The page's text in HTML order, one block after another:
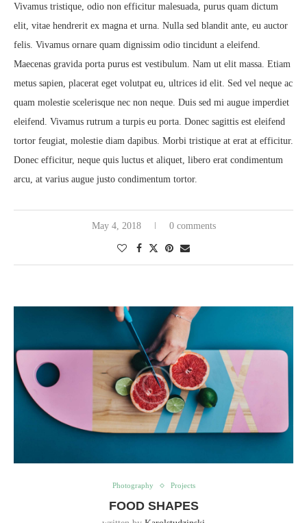
Vivamus tristique, odio non efficitur malesuada, purus quam dictum
elit, vitae hendrerit ex magna et urna. Nulla sed blandit ante, eu auctor
felis. Vivamus ornare quam dignissim odio tincidunt a eleifend.
Maecenas gravida porta purus est vestibulum. Nam ut elit massa. Etiam
metus sapien, placerat eget volutpat eu, ultrices id elit. Sed vel neque ac
quam molestie scelerisque nec non neque. Duis sed mi augue imperdiet
eleifend. Vivamus rutrum a turpis eu porta. Donec sagittis est eleifend
tortor feugiat, molestie diam dapibus. Morbi tristique at erat at efficitur.
Donec efficitur, neque quis luctus et aliquet, libero erat condimentum
arcu, at varius augue justo condimentum tortor.
May 4, 2018 0 comments
Photography Projects
FOOD SHAPES